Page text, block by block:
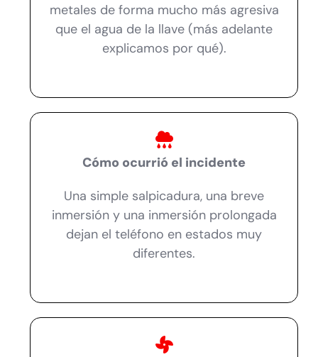
metales de forma mucho más agresiva
que el agua de la llave (más adelante
explicamos por qué).
Cómo ocurrió el incidente
Una simple salpicadura, una breve
inmersión y una inmersión prolongada
dejan el teléfono en estados muy
diferentes.